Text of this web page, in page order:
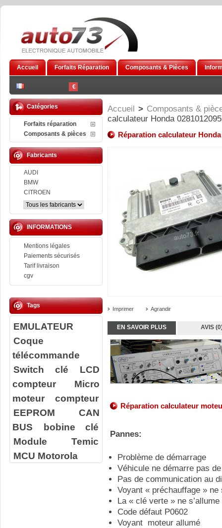
€
Accueil Forfaits Réparation Composants & Pièces
Catégories
Forfaits réparation
Composants & pièces
Fabricants
AUDI
BMW
CITROEN
INFORMATIONS
Mentions légales
Paiements sécurisés
Tarif livraison
cgv
Tags
EMULATEUR
Coque
télécommande
Switch clé
LCD
compteur
Micro
moteur compteur
EEPROM
CAN
BUS
bobine clé
Module Temic
MCU Motorola
Accueil > Composants &
calculateur Honda 0281012095
Réparation calculateur Honda
Imprimer Agrandir
EN SAVOIR PLUS AVIS
Réparation calculateur
Pannes:
Problème de démarrage
Véhicule ne démarre pas
Pas de communication au
Voyant « préchauffage » ne
La « clé verte » ne
Code défaut P0602
Voyant moteur allumé